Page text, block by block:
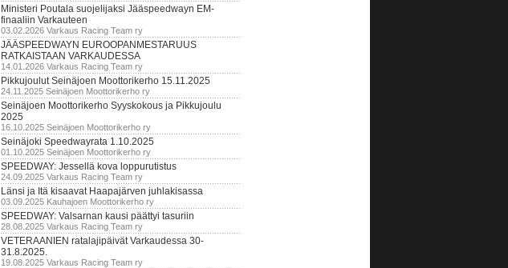
Ministeri Poutala suojelijaksi Jääspeedwayn EM-
finaaliin Varkauteen
03.02.2026 Varkaus Racing Team ry
JÄÄSPEEDWAYN EUROOPANMESTARUUS
RATKAISTAAN VARKAUDESSA
14.01.2026 Varkaus Racing Team ry
Pikkujoulut Seinäjoen Moottorikerho 15.11.2025
24.11.2025 Seinäjoen Moottorikerho ry
Seinäjoen Moottorikerho Syyskokous ja Pikkujoulu
2025
16.10.2025 Seinäjoen Moottorikerho ry
Seinäjoki Speedwayrata 1.10.2025
01.10.2025 Seinäjoen Moottorikerho ry
SPEEDWAY: Jessellä kova loppurutistus
24.09.2025 Varkaus Racing Team ry
Länsi ja Itä kisaavat Haapajärven juhlakisassa
03.09.2025 Kauhajoen Moottorikerho ry
SPEEDWAY: Valsarnan kausi päättyi tasuriin
28.08.2025 Varkaus Racing Team ry
VETERAANIEN ratalajipäivät Varkaudessa 30-
31.8.2025.
19.08.2025 Varkaus Racing Team ry